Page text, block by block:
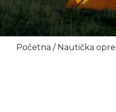
Početna / Nautička